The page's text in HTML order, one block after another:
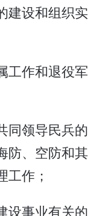
建设和组织实
工作和退役军
同领导民兵的
防、空防和其
工作；
设事业有关的